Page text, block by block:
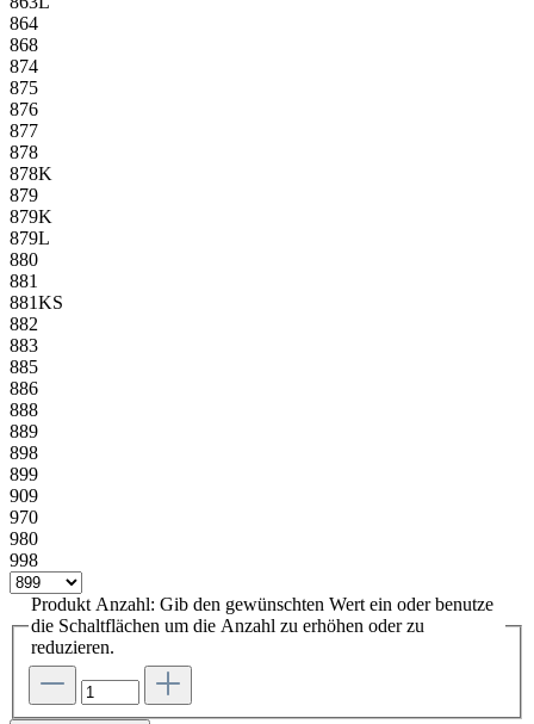
864
868
874
875
876
877
878
878K
879
879K
879L
880
881
881KS
882
883
885
886
888
889
898
899
909
970
980
998
Produkt Anzahl: Gib den gewünschten Wert ein oder benutze
die Schaltflächen um die Anzahl zu erhöhen oder zu
reduzieren.